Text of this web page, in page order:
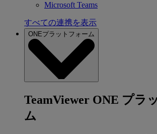
Microsoft Teams
すべての連携を表示
ONEプラットフォーム
TeamViewer ONE プラ
ム